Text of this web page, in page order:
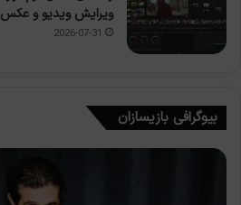
ویرایش ویدیو و عکس
2026-07-31
بیوگرافی بازیسازان